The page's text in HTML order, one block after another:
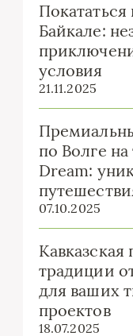
Байкале:
условия
21.11.2025
по Волге
Dream:
07.10.2025
Кавказская
традиции
для ваших
проектов
18.07.2025